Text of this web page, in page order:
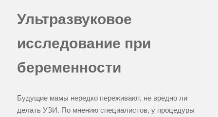
Ультразвуковое
исследование при
беременности
Будущие мамы нередко переживают, не вредно ли
делать УЗИ. По мнению специалистов, у процедуры